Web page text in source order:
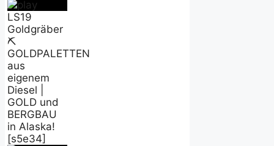
LS19
Goldgräber
⛏️
GOLDPALETTEN
aus
eigenem
Diesel |
GOLD und
BERGBAU
in Alaska!
[s5e34]